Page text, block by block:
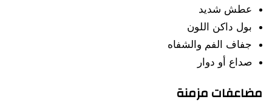
عطش شديد
بول داكن اللون
جفاف الفم والشفاه
صداع أو دوار
مضاعفات مزمنة